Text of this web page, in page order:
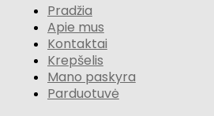
Pradžia
Apie mus
Kontaktai
Krepšelis
Mano paskyra
Parduotuvė